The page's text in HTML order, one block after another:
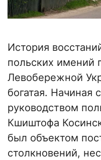
История
польских имений
Левобережной
богатая. Начиная
руководством
Кшиштофа
был объектом
столкновений,